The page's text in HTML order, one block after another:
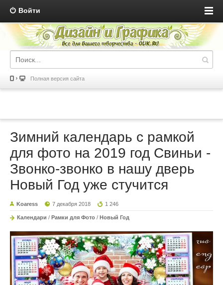
Войти
Полная версия сайта
Зимний календарь с рамкой
для фото на 2019 год Свиньи -
Звонко-звонко в нашу дверь
Новый Год уже стучится
Koaress 7 декабря 2018 1 246
Календари / Рамки для Фото / Новый Год